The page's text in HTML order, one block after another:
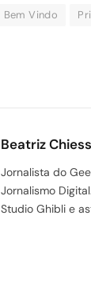
Bem Vindo
Beatriz
Jornalista do
Jornalismo
Studio Ghibli e